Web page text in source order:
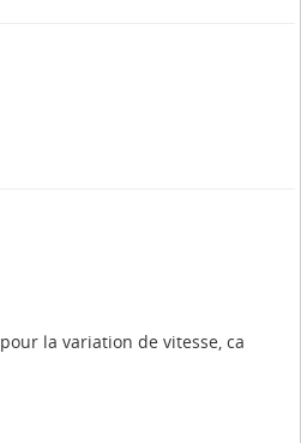
la variation de vitesse, ca